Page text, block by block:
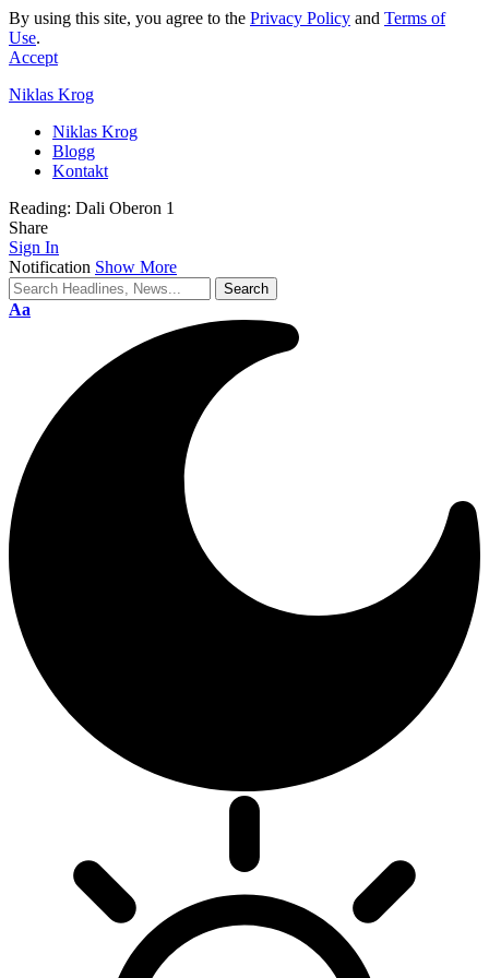
By using this site, you agree to the Privacy Policy and Terms of
Use.
Accept
Niklas Krog
Niklas Krog
Blogg
Kontakt
Reading: Dali Oberon 1
Share
Sign In
Notification Show More
Font
Aa